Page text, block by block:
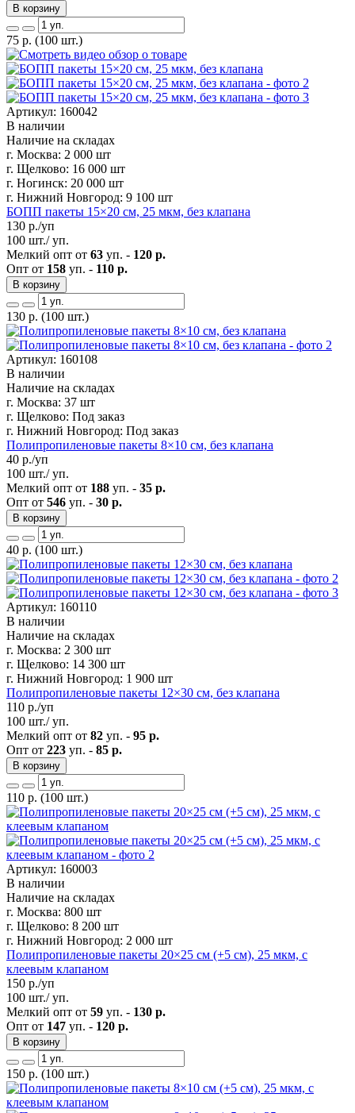
В корзину
75 р. (100 шт.)
Артикул: 160042
В наличии
Наличие на складах
г. Москва: 2 000 шт
г. Щелково: 16 000 шт
г. Ногинск: 20 000 шт
г. Нижний Новгород: 9 100 шт
БОПП пакеты 15×20 см, 25 мкм, без клапана
130 р./уп
100 шт./ уп.
Мелкий опт от 63 уп. - 120 р.
Опт от 158 уп. - 110 р.
В корзину
130 р. (100 шт.)
Артикул: 160108
В наличии
Наличие на складах
г. Москва: 37 шт
г. Щелково: Под заказ
г. Нижний Новгород: Под заказ
Полипропиленовые пакеты 8×10 см, без клапана
40 р./уп
100 шт./ уп.
Мелкий опт от 188 уп. - 35 р.
Опт от 546 уп. - 30 р.
В корзину
40 р. (100 шт.)
Артикул: 160110
В наличии
Наличие на складах
г. Москва: 2 300 шт
г. Щелково: 14 300 шт
г. Нижний Новгород: 1 900 шт
Полипропиленовые пакеты 12×30 см, без клапана
110 р./уп
100 шт./ уп.
Мелкий опт от 82 уп. - 95 р.
Опт от 223 уп. - 85 р.
В корзину
110 р. (100 шт.)
Артикул: 160003
В наличии
Наличие на складах
г. Москва: 800 шт
г. Щелково: 8 200 шт
г. Нижний Новгород: 2 000 шт
Полипропиленовые пакеты 20×25 см (+5 см), 25 мкм, с
клеевым клапаном
150 р./уп
100 шт./ уп.
Мелкий опт от 59 уп. - 130 р.
Опт от 147 уп. - 120 р.
В корзину
150 р. (100 шт.)